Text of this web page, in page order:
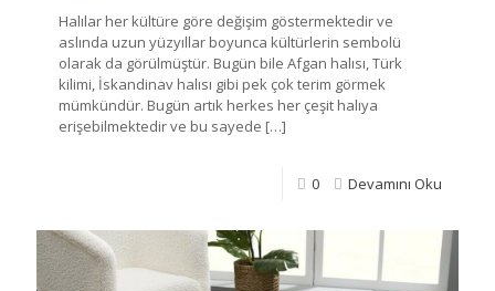
Halılar her kültüre göre değişim göstermektedir ve
aslında uzun yüzyıllar boyunca kültürlerin sembolü
olarak da görülmüştür. Bugün bile Afgan halısı, Türk
kilimi, İskandinav halısı gibi pek çok terim görmek
mümkündür. Bugün artık herkes her çeşit halıya
erişebilmektedir ve bu sayede […]
0 Devamını Oku